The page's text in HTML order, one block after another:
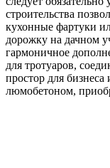
строительства
кухонные фартуки
дорожку на дачном
гармоничное
для тротуаров,
простор для
люмобетоном,